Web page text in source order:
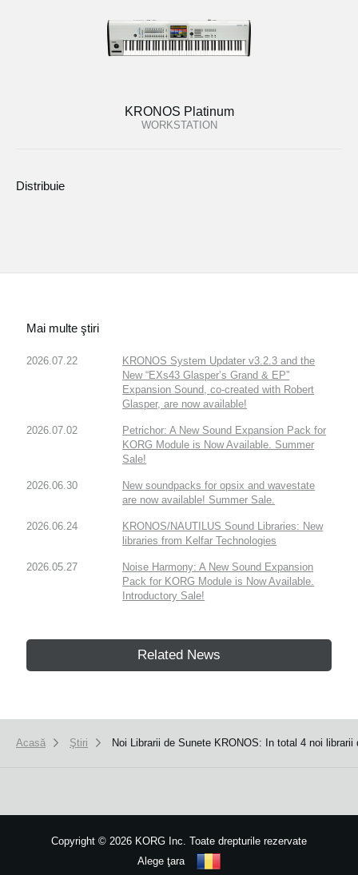
KRONOS Platinum
WORKSTATION
Distribuie
Mai multe ştiri
2026.07.22
KRONOS System Updater v3.2.3 and the
New “EXs43 Glasper’s Grand & EP”
Expansion Sound, co-created with Robert
Glasper, are now available!
2026.07.02
Petrichor: A New Sound Expansion Pack for
KORG Module is Now Available. Summer
Sale!
2026.06.30
New soundpacks for opsix and wavestate
are now available! Summer Sale.
2026.06.24
KRONOS/NAUTILUS Sound Libraries: New
libraries from Kelfar Technologies
2026.05.27
Noise Harmony: A New Sound Expansion
Pack for KORG Module is Now Available.
Introductory Sale!
Related News
Acasă Ştiri Noi Librarii de Sunete KRONOS: In total 4 noi
Copyright © 2026 KORG Inc. Toate drepturile rezervate
Alege ţara